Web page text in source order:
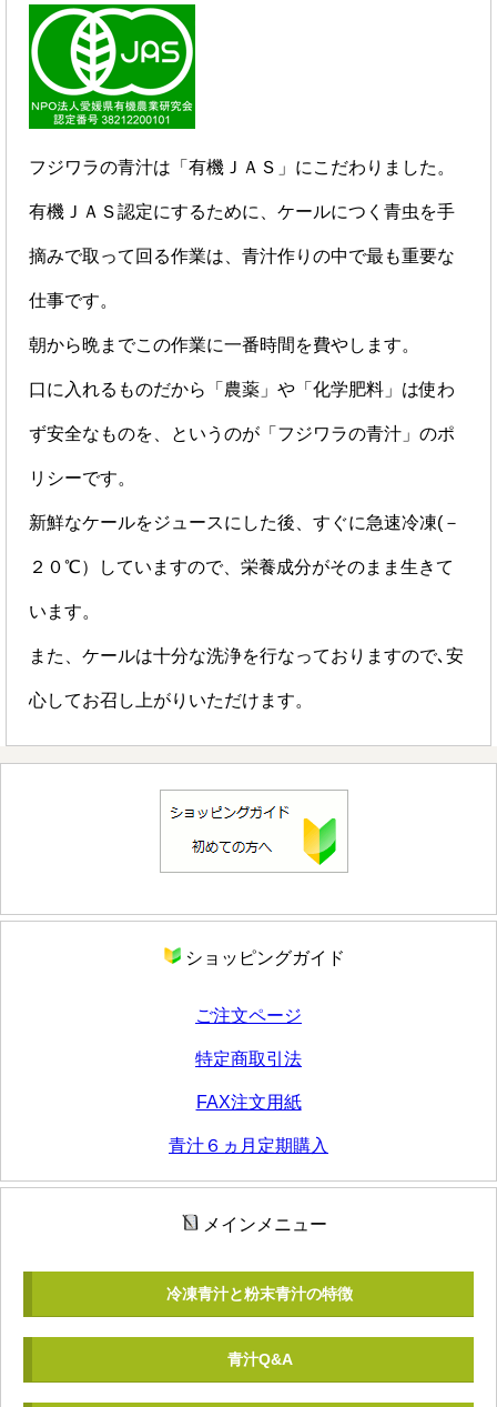
フジワラの青汁は「有機ＪＡＳ」にこだわりました。
有機ＪＡＳ認定にするために、ケールにつく青虫を手
摘みで取って回る作業は、青汁作りの中で最も重要な
仕事です。
朝から晩までこの作業に一番時間を費やします。
口に入れるものだから「農薬」や「化学肥料」は使わ
ず安全なものを、というのが「フジワラの青汁」のポ
リシーです。
新鮮なケールをジュースにした後、すぐに急速冷凍(－
２０℃）していますので、栄養成分がそのまま生きて
います。
また、ケールは十分な洗浄を行なっておりますので､安
心してお召し上がりいただけます。
ショッピングガイド
ご注文ページ
特定商取引法
FAX注文用紙
青汁６ヵ月定期購入
メインメニュー
冷凍青汁と粉末青汁の特徴
青汁Q&A